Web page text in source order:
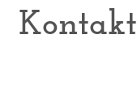
Kontakt